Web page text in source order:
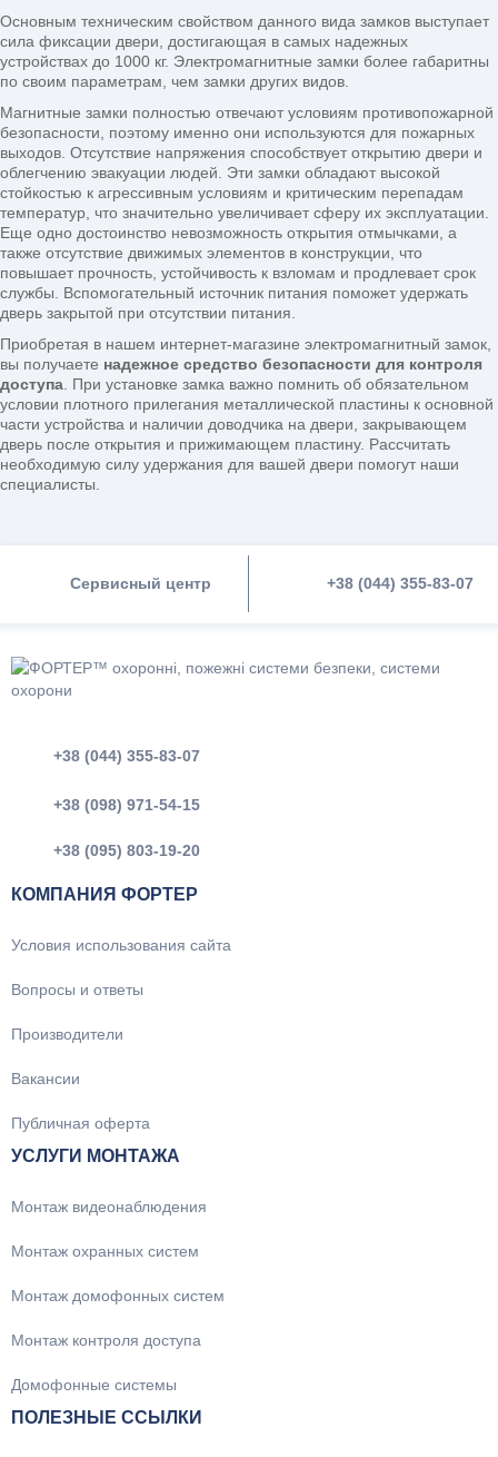
Основным техническим свойством данного вида замков выступает
сила фиксации двери, достигающая в самых надежных
устройствах до 1000 кг. Электромагнитные замки более габаритны
по своим параметрам, чем замки других видов.
Магнитные замки полностью отвечают условиям противопожарной
безопасности, поэтому именно они используются для пожарных
выходов. Отсутствие напряжения способствует открытию двери и
облегчению эвакуации людей. Эти замки обладают высокой
стойкостью к агрессивным условиям и критическим перепадам
температур, что значительно увеличивает сферу их эксплуатации.
Еще одно достоинство невозможность открытия отмычками, а
также отсутствие движимых элементов в конструкции, что
повышает прочность, устойчивость к взломам и продлевает срок
службы. Вспомогательный источник питания поможет удержать
дверь закрытой при отсутствии питания.
Приобретая в нашем интернет-магазине электромагнитный замок,
вы получаете надежное средство безопасности для контроля
доступа . При установке замка важно помнить об обязательном
условии плотного прилегания металлической пластины к основной
части устройства и наличии доводчика на двери, закрывающем
дверь после открытия и прижимающем пластину. Рассчитать
необходимую силу удержания для вашей двери помогут наши
специалисты.
Сервисный центр +38 (044) 355-83-07
+38 (044) 355-83-07
+38 (098) 971-54-15
+38 (095) 803-19-20
КОМПАНИЯ ФОРТЕР
Условия использования сайта
Вопросы и ответы
Производители
Вакансии
Публичная оферта
УСЛУГИ МОНТАЖА
Монтаж видеонаблюдения
Монтаж охранных систем
Монтаж домофонных систем
Монтаж контроля доступа
Домофонные системы
ПОЛЕЗНЫЕ ССЫЛКИ